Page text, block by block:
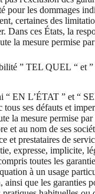
pour les dommages
certaines des
Dans ces États, la
la mesure permise
” TEL QUEL “ et
“ EN L’ÉTAT ” et “
ses défauts et
la mesure permise
et au nom de ses
et prestataires de
expresse, implicite,
toutes les
à un usage
ainsi que les garanties